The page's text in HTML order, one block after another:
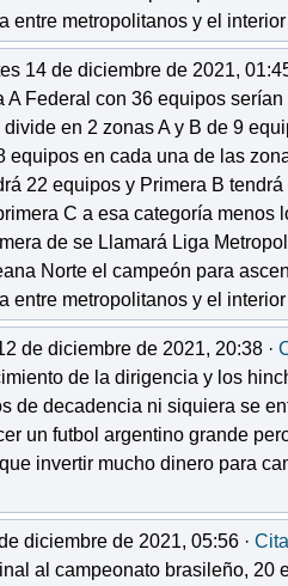
entre metropolitanos y el interior
14 de diciembre de 2021,
A Federal con 36 equipos
en 2 zonas A y B de 9
equipos en cada una de las
22 equipos y Primera B
C a esa categoría menos
de se Llamará Liga
Norte el campeón para
entre metropolitanos y el interior
de diciembre de 2021, 20:38 ·
de la dirigencia y los
de decadencia ni siquiera se
un futbol argentino grande
invertir mucho dinero para
diciembre de 2021, 05:56 ·
al campeonato brasileño, 20